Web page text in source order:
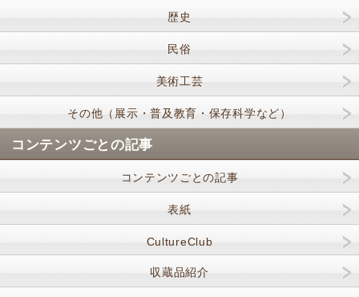
歴史
民俗
美術工芸
その他（展示・普及教育・保存科学など）
コンテンツごとの記事
コンテンツごとの記事
表紙
CultureClub
収蔵品紹介